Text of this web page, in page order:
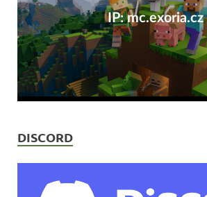
IP: mc.exoria.cz
DISCORD